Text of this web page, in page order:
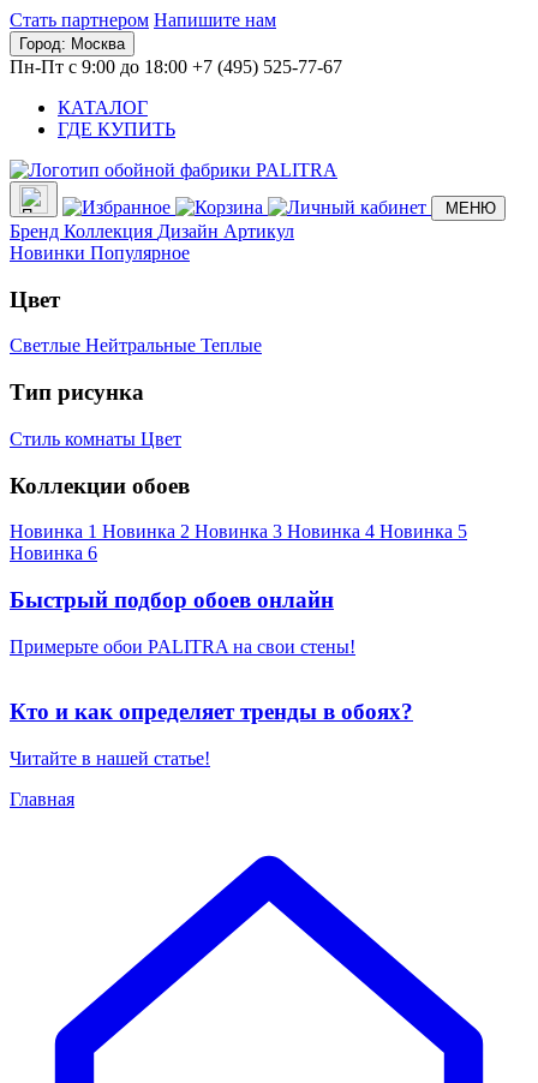
Стать партнером Напишите нам
Город: Москва
Пн-Пт с 9:00 до 18:00 +7 (495) 525-77-67
КАТАЛОГ
ГДЕ КУПИТЬ
МЕНЮ
Бренд Коллекция Дизайн Артикул
Новинки Популярное
Цвет
Светлые Нейтральные Теплые
Тип рисунка
Стиль комнаты Цвет
Коллекции обоев
Новинка 1 Новинка 2 Новинка 3 Новинка 4 Новинка 5
Новинка 6
Быстрый подбор обоев онлайн
Примерьте обои PALITRA на свои стены!
Кто и как определяет тренды в обоях?
Читайте в нашей статье!
Главная